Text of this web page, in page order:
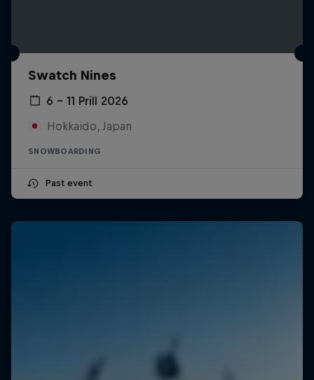
Swatch Nines
6 – 11 Prill 2026
Hokkaido, Japan
SNOWBOARDING
Past event